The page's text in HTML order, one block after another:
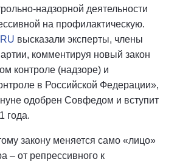
надзорной деятельности
на профилактическую.
высказали эксперты, члены
комментируя новый закон
контроле (надзоре) и
в Российской Федерации»,
одобрен Совфедом и вступит
года.
закону меняется само «лицо»
– от репрессивного к